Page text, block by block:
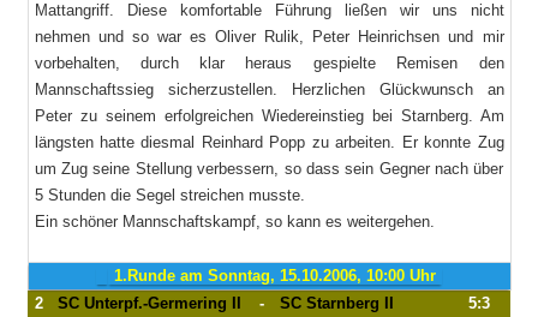
Mattangriff. Diese komfortable Führung ließen wir uns nicht
nehmen und so war es Oliver Rulik, Peter Heinrichsen und mir
vorbehalten, durch klar heraus gespielte Remisen den
Mannschaftssieg sicherzustellen. Herzlichen Glückwunsch an
Peter zu seinem erfolgreichen Wiedereinstieg bei Starnberg. Am
längsten hatte diesmal Reinhard Popp zu arbeiten. Er konnte Zug
um Zug seine Stellung verbessern, so dass sein Gegner nach über
5 Stunden die Segel streichen musste.
Ein schöner Mannschaftskampf, so kann es weitergehen.
1.Runde am Sonntag, 15.10.2006, 10:00 Uhr
2
SC Unterpf.-Germering II - SC Starnberg II 5:3